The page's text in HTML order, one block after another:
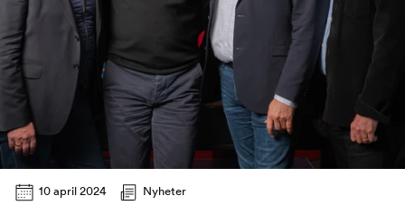
10 april 2024 Nyheter